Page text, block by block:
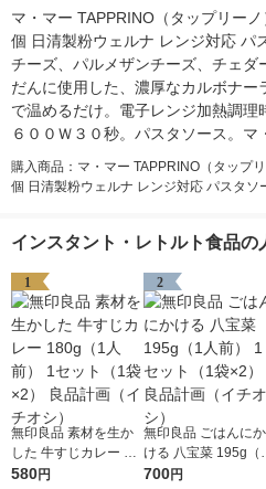
マ・マー TAPPRINO（タップリー
個 日清製粉ウェルナ レンジ対応 パ
チーズ、パルメザンチーズ、チェダ
だんに使用した、濃厚なカルボナ
で温めるだけ。電子レンジ加熱調
６００Ｗ３０秒。パスタソース。マ
購入商品：マ・マー TAPPRINO（タップ
個 日清製粉ウェルナ レンジ対応 パスタソ
インスタント・レトルト食品の
1
無印良品 素材を生か
した 牛すじカレー 18
0g（1人前） 1セット
580円
2
無印良品 ごはんにか
ける 八宝菜 195g（
人前） 1セット（1袋
700円